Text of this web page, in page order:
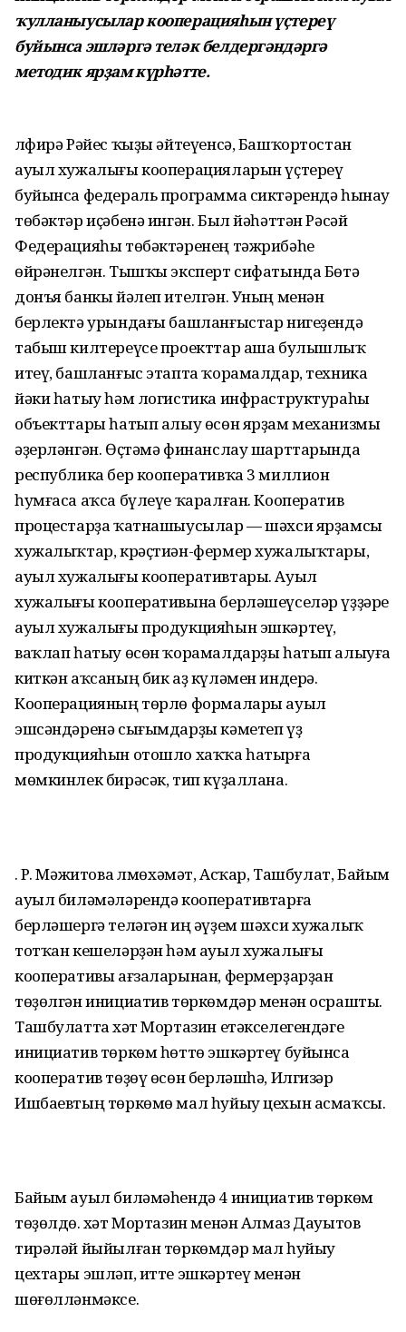
ҡулланыусылар кооперацияһын үҫтереү
буйынса эшләргә теләк белдергәндәргә
методик ярҙам күрһәтте.
Әлфирә Рәйес ҡыҙы әйтеүенсә, Башҡортостан
ауыл хужалығы кооперацияларын үҫтереү
буйынса федераль программа сиктәрендә һынау
төбәктәр иҫәбенә ингән. Был йәһәттән Рәсәй
Федерацияһы төбәктәренең тәжрибәһе
өйрәнелгән. Тышҡы эксперт сифатында Бөтә
донъя банкы йәлеп ителгән. Уның менән
берлектә урындағы башланғыстар нигеҙендә
табыш килтереүсе проекттар аша булышлыҡ
итеү, башланғыс этапта ҡорамалдар, техника
йәки һатыу һәм логистика инфраструктураһы
объекттары һатып алыу өсөн ярҙам механизмы
әҙерләнгән. Өҫтәмә финанслау шарттарында
республика бер кооперативҡа 3 миллион
һумғаса аҡса бүлеүе ҡаралған. Кооператив
процестарҙа ҡатнашыусылар — шәхси ярҙамсы
хужалыҡтар, крәҫтиән-фермер хужалыҡтары,
ауыл хужалығы кооперативтары. Ауыл
хужалығы кооперативына берләшеүселәр үҙҙәре
ауыл хужалығы продукцияһын эшкәртеү,
ваҡлап һатыу өсөн ҡорамалдарҙы һатып алыуға
киткән аҡсаның бик аҙ күләмен индерә.
Кооперацияның төрлө формалары ауыл
эшсәндәренә сығымдарҙы кәметеп үҙ
продукцияһын отошло хаҡҡа һатырға
мөмкинлек бирәсәк, тип күҙаллана.
Ә. Р. Мәжитова Әлмөхәмәт, Асҡар, Ташбулат, Байым
ауыл биләмәләрендә кооперативтарға
берләшергә теләгән иң әүҙем шәхси хужалыҡ
тотҡан кешеләрҙән һәм ауыл хужалығы
кооперативы ағзаларынан, фермерҙарҙан
төҙөлгән инициатив төркөмдәр менән осрашты.
Ташбулатта Әхәт Мортазин етәкселегендәге
инициатив төркөм һөттө эшкәртеү буйынса
кооператив төҙөү өсөн берләшһә, Илгизәр
Ишбаевтың төркөмө мал һуйыу цехын асмаҡсы.
Байым ауыл биләмәһендә 4 инициатив төркөм
төҙөлдө. Әхәт Мортазин менән Алмаз Дауытов
тирәләй йыйылған төркөмдәр мал һуйыу
цехтары эшләп, итте эшкәртеү менән
шөғөлләнмәксе.